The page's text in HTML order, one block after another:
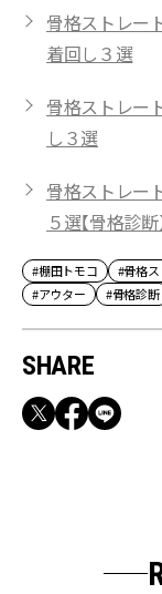
骨格ストレー
着回し３選
骨格ストレー
し３選
骨格ストレー
５選【骨格診断
#棚田トモコ #骨格
#アウター
#骨格診断
SHARE